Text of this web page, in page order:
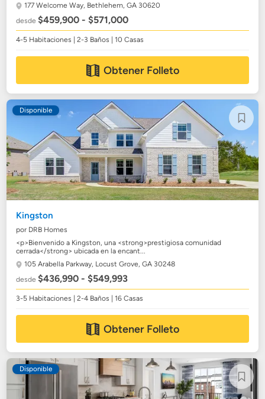
177 Welcome Way, Bethlehem, GA 30620
desde$459,900 - $571,000
4-5 Habitaciones | 2-3 Baños | 10 Casas
Obtener Folleto
Disponible
Kingston
por DRB Homes
<p>Bienvenido a Kingston, una <strong>prestigiosa comunidad
cerrada</strong> ubicada en la encant...
105 Arabella Parkway, Locust Grove, GA 30248
desde$436,990 - $549,993
3-5 Habitaciones | 2-4 Baños | 16 Casas
Obtener Folleto
Disponible